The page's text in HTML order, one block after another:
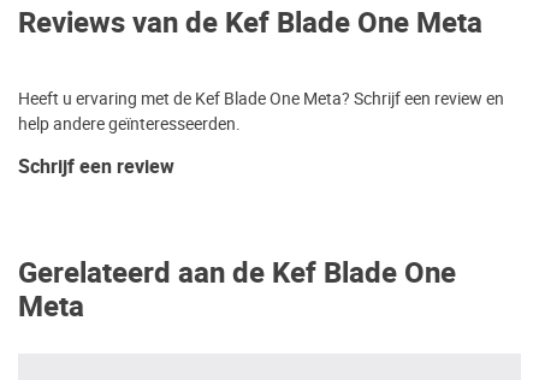
Reviews van de Kef Blade One Meta
Heeft u ervaring met de Kef Blade One Meta? Schrijf een review en
help andere geïnteresseerden.
Schrijf een review
Gerelateerd aan de Kef Blade One
Meta